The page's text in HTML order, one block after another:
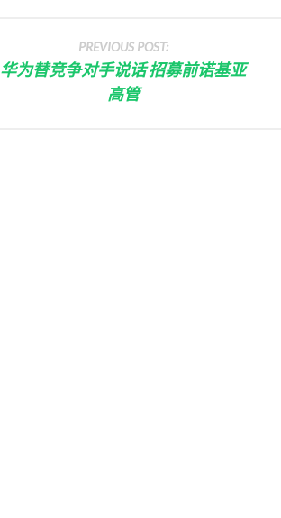
PREVIOUS POST:
华为替竞争对手说话 招募前诺基亚
高管